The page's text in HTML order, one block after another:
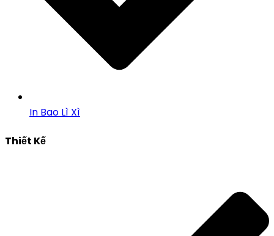
In Bao Lì Xì
Thiết Kế